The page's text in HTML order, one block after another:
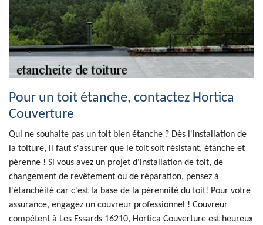
Pour un toit étanche, contactez Hortica
Couverture
Qui ne souhaite pas un toit bien étanche ? Dès l'installation de
la toiture, il faut s'assurer que le toit soit résistant, étanche et
pérenne ! Si vous avez un projet d'installation de toit, de
changement de revêtement ou de réparation, pensez à
l'étanchéité car c'est la base de la pérennité du toit! Pour votre
assurance, engagez un couvreur professionnel ! Couvreur
compétent à Les Essards 16210, Hortica Couverture est heureux